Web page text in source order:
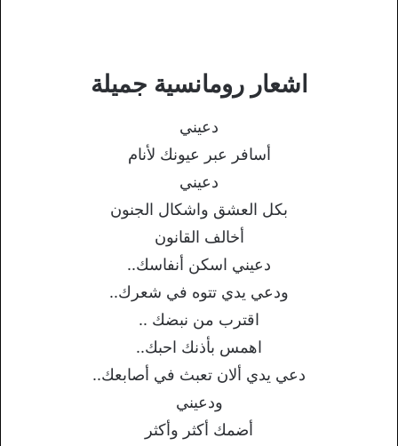
اشعار رومانسية جميلة
دعيني
أسافر عبر عيونك لأنام
دعيني
بكل العشق واشكال الجنون
أخالف القانون
دعيني اسكن أنفاسك..
ودعي يدي تتوه في شعرك..
اقترب من نبضك ..
اهمس بأذنك احبك..
دعي يدي ألان تعبث في أصابعك..
ودعيني
أضمك أكثر وأكثر